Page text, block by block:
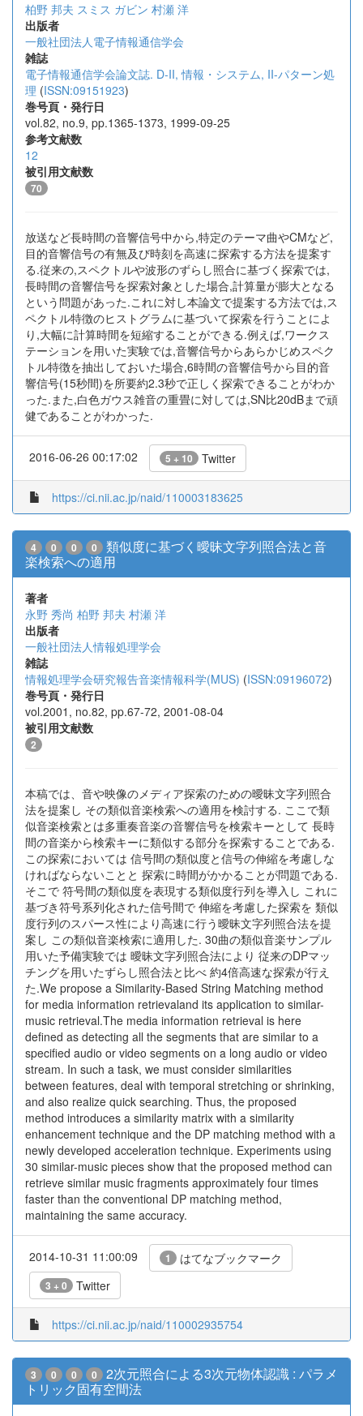
柏野 邦夫 スミス ガビン 村瀬 洋
出版者
一般社団法人電子情報通信学会
雑誌
電子情報通信学会論文誌. D-II, 情報・システム, II-パターン処
理 (ISSN:09151923)
巻号頁・発行日
vol.82, no.9, pp.1365-1373, 1999-09-25
参考文献数
12
被引用文献数
70
放送など長時間の音響信号中から,特定のテーマ曲やCMなど,
目的音響信号の有無及び時刻を高速に探索する方法を提案す
る.従来の,スペクトルや波形のずらし照合に基づく探索では,
長時間の音響信号を探索対象とした場合,計算量が膨大となる
という問題があった.これに対し本論文で提案する方法では,ス
ペクトル特徴のヒストグラムに基づいて探索を行うことによ
り,大幅に計算時間を短縮することができる.例えば,ワークス
テーションを用いた実験では,音響信号からあらかじめスペク
トル特徴を抽出しておいた場合,6時間の音響信号から目的音
響信号(15秒間)を所要約2.3秒で正しく探索できることがわか
った.また,白色ガウス雑音の重畳に対しては,SN比20dBまで頑
健であることがわかった.
2016-06-26 00:17:02 5 + 10 Twitter
https://ci.nii.ac.jp/naid/110003183625
4 0 0 0
類似度に基づく曖昧文字列照合法と音
楽検索への適用
著者
永野 秀尚 柏野 邦夫 村瀬 洋
出版者
一般社団法人情報処理学会
雑誌
情報処理学会研究報告音楽情報科学(MUS) (ISSN:09196072)
巻号頁・発行日
vol.2001, no.82, pp.67-72, 2001-08-04
被引用文献数
2
本稿では、音や映像のメディア探索のための曖昧文字列照合
法を提案し その類似音楽検索への適用を検討する. ここで類
似音楽検索とは多重奏音楽の音響信号を検索キーとして 長時
間の音楽から検索キーに類似する部分を探索することである.
この探索においては 信号間の類似度と信号の伸縮を考慮しな
ければならないことと 探索に時間がかかることが問題である.
そこで 符号間の類似度を表現する類似度行列を導入し これに
基づき符号系列化された信号間で 伸縮を考慮した探索を 類似
度行列のスパース性により高速に行う曖昧文字列照合法を提
案し この類似音楽検索に適用した. 30曲の類似音楽サンプル
用いた予備実験では 曖昧文字列照合法により 従来のDPマッ
チングを用いたずらし照合法と比べ 約4倍高速な探索が行え
た.We propose a Similarity-Based String Matching method
for media information retrievaland its application to similar-
music retrieval.The media information retrieval is here
defined as detecting all the segments that are similar to a
specified audio or video segments on a long audio or video
stream. In such a task, we must consider similarities
between features, deal with temporal stretching or shrinking,
and also realize quick searching. Thus, the proposed
method introduces a similarity matrix with a similarity
enhancement technique and the DP matching method with a
newly developed acceleration technique. Experiments using
30 similar-music pieces show that the proposed method can
retrieve similar music fragments approximately four times
faster than the conventional DP matching method,
maintaining the same accuracy.
2014-10-31 11:00:09 1 はてなブックマーク
3 + 0 Twitter
https://ci.nii.ac.jp/naid/110002935754
3 0 0 0
2次元照合による3次元物体認識 : パラメ
トリック固有空間法